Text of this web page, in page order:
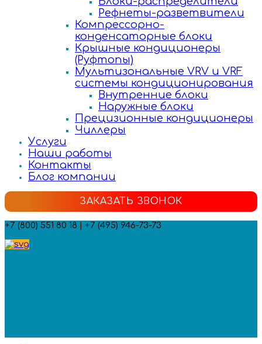
Рефнеты-разветвители
Компрессорно-
конденсаторные блоки
Крышные кондиционеры
(Руфтопы)
Мультизональные VRV и VRF
системы кондиционирования
Внутренние блоки
Наружные блоки
Прецизионные кондиционеры
Чиллеры
Услуги
Наши работы
Контакты
Блог компании
ЗАКАЗАТЬ ЗВОНОК
+7 (800) 551 80 18 | +7 (495) 946-73-73